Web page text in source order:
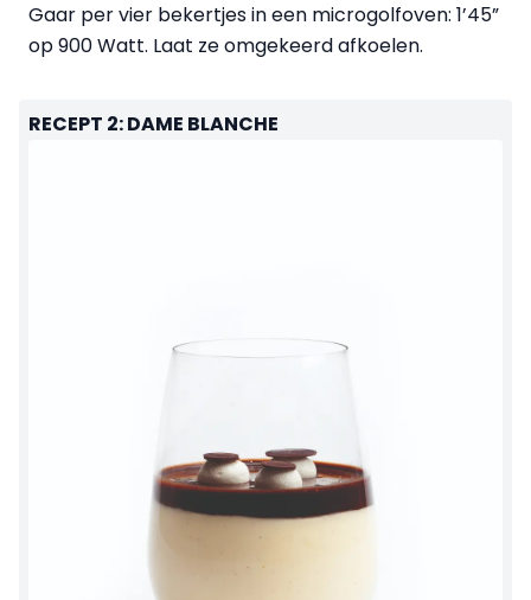
Gaar per vier bekertjes in een microgolfoven: 1’45”
op 900 Watt. Laat ze omgekeerd afkoelen.
RECEPT 2: DAME BLANCHE